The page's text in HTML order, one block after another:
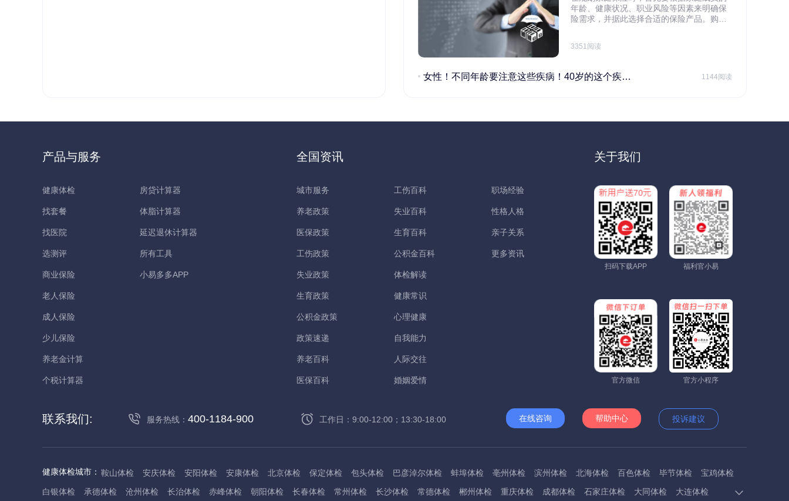
年龄、健康状况、职业风险等因素来明确保
险需求，并据此选择合适的保险产品。购买
规划家庭财务预算，确保保险费用不会对家
要经济支柱投保。
3351阅读
女性！不同年龄要注意这些疾病！40岁的这个疾病最需要注意！ 1144阅读
产品与服务
健康体检
找套餐
找医院
选测评
商业保险
老人保险
成人保险
少儿保险
养老金计算
个税计算器
房贷计算器
体脂计算器
延迟退休计算器
所有工具
小易多多APP
全国资讯
城市服务
养老政策
医保政策
工伤政策
失业政策
生育政策
公积金政策
政策速递
养老百科
医保百科
工伤百科
失业百科
生育百科
公积金百科
体检解读
健康常识
心理健康
自我能力
人际交往
婚姻爱情
职场经验
性格人格
亲子关系
更多资讯
关于我们
扫码下载APP 福利官小易
官方微信 官方小程序
联系我们: 服务热线： 400-1184-900 工作日：9:00-12:00；13:30-18:00 在线咨询 帮助中心 投诉建议
健康体检城市： 鞍山体检 安庆体检 安阳体检 安康体检 北京体检 保定体检 包头体检 巴彦淖尔体检 蚌埠体检 亳州体检 滨州体检 北海体检 百色体检 毕节体检
宝鸡体检
白银体检
承德体检 沧州体检 长治体检 赤峰体检 朝阳体检 长春体检 常州体检 长沙体检 常德体检 郴州体检 重庆体检 成都体检 石家庄体检 大同体检 大连体检